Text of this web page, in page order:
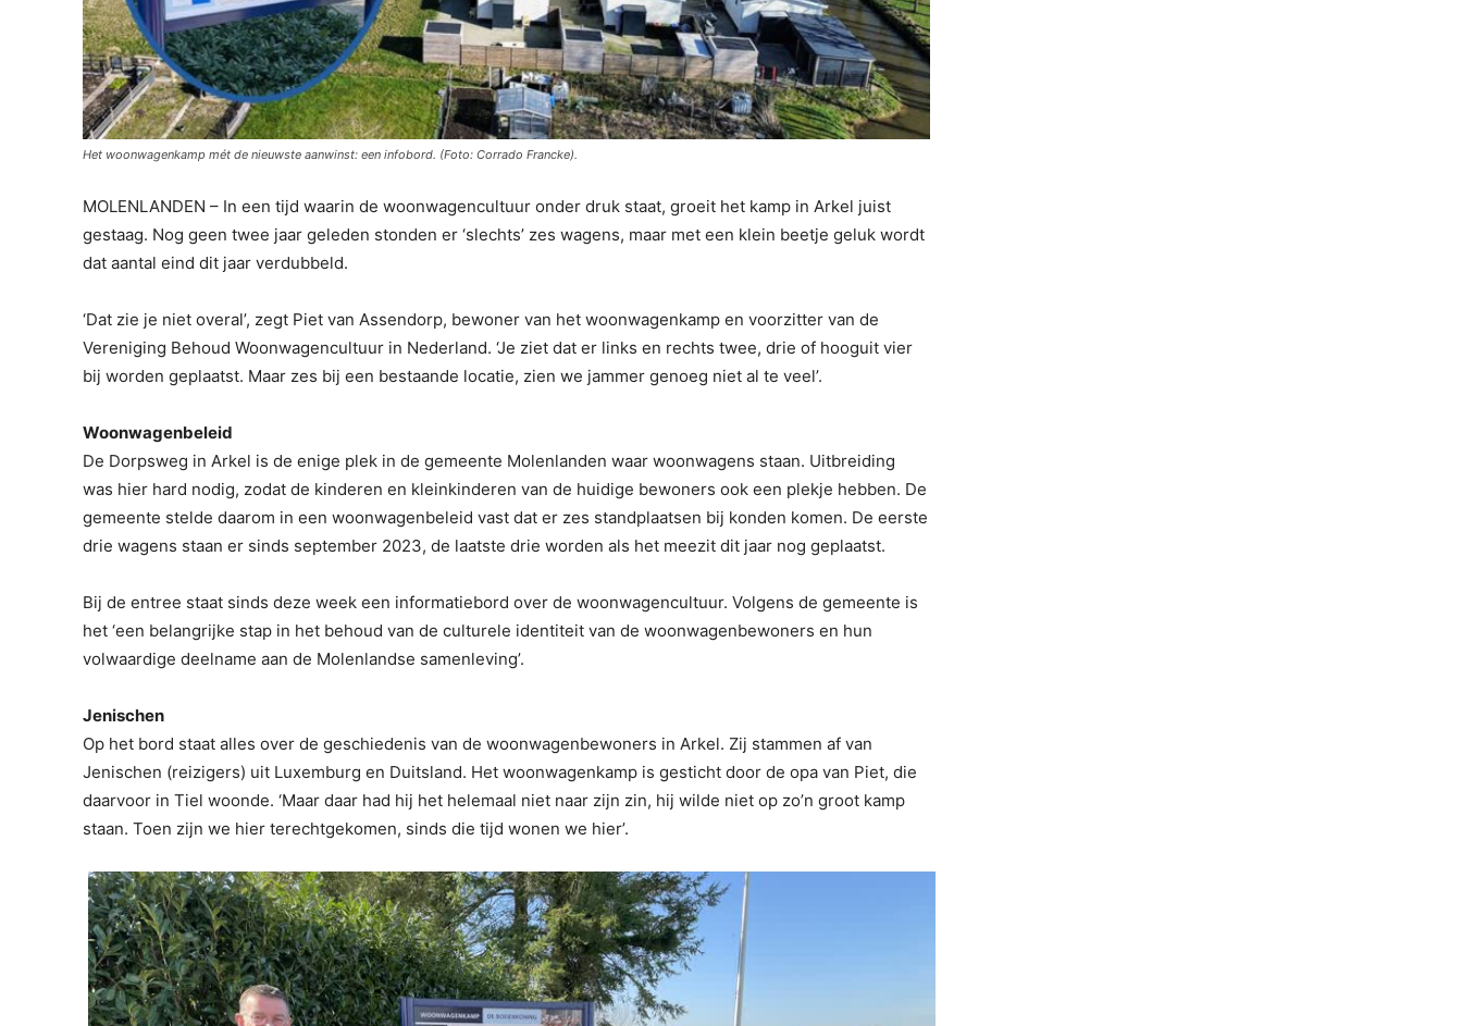
Het woonwagenkamp mét de nieuwste aanwinst: een infobord. (Foto: Corrado Francke).
MOLENLANDEN – In een tijd waarin de woonwagencultuur onder druk staat, groeit het kamp in Arkel juist
gestaag. Nog geen twee jaar geleden stonden er ‘slechts’ zes wagens, maar met een klein beetje geluk wordt
dat aantal eind dit jaar verdubbeld.
‘Dat zie je niet overal’, zegt Piet van Assendorp, bewoner van het woonwagenkamp en voorzitter van de
Vereniging Behoud Woonwagencultuur in Nederland. ‘Je ziet dat er links en rechts twee, drie of hooguit vier
bij worden geplaatst. Maar zes bij een bestaande locatie, zien we jammer genoeg niet al te veel’.
Woonwagenbeleid
De Dorpsweg in Arkel is de enige plek in de gemeente Molenlanden waar woonwagens staan. Uitbreiding
was hier hard nodig, zodat de kinderen en kleinkinderen van de huidige bewoners ook een plekje hebben. De
gemeente stelde daarom in een woonwagenbeleid vast dat er zes standplaatsen bij konden komen. De eerste
drie wagens staan er sinds september 2023, de laatste drie worden als het meezit dit jaar nog geplaatst.
Bij de entree staat sinds deze week een informatiebord over de woonwagencultuur. Volgens de gemeente is
het ‘een belangrijke stap in het behoud van de culturele identiteit van de woonwagenbewoners en hun
volwaardige deelname aan de Molenlandse samenleving’.
Jenischen
Op het bord staat alles over de geschiedenis van de woonwagenbewoners in Arkel. Zij stammen af van
Jenischen (reizigers) uit Luxemburg en Duitsland. Het woonwagenkamp is gesticht door de opa van Piet, die
daarvoor in Tiel woonde. ‘Maar daar had hij het helemaal niet naar zijn zin, hij wilde niet op zo’n groot kamp
staan. Toen zijn we hier terechtgekomen, sinds die tijd wonen we hier’.